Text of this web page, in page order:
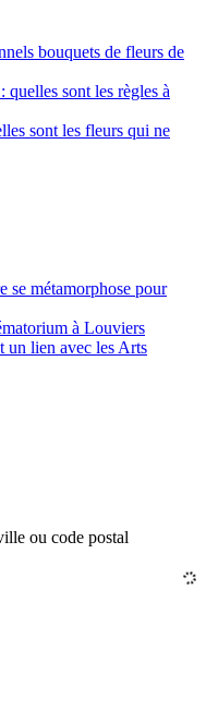
bouquets de fleurs de
sont les règles à
sont les fleurs qui ne
se métamorphose pour
à Louviers
un lien avec les Arts
ou code postal